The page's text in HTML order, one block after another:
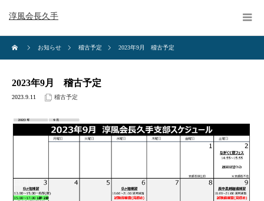
淳風会長久手
お知らせ 稽古予定 2023年9月 稽古予定
2023年9月 稽古予定
2023.9.11 稽古予定